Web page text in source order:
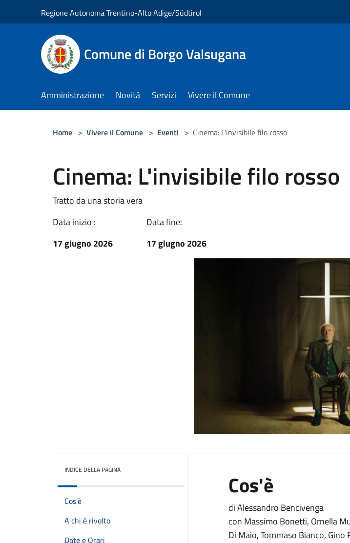
Regione Autonoma Trentino-Alto Adige/Südtirol
Comune di Borgo Valsugana
Amministrazione Novità Servizi Vivere il Comune
Home > Vivere il Comune > Eventi > Cinema: L'invisibile filo rosso
Cinema: L'invisibile filo rosso
Tratto da una storia vera
Data inizio :
17 giugno 2026
Data fine:
17 giugno 2026
INDICE DELLA PAGINA
Cos'è
A chi è rivolto
Date e Orari
Cos'è
di Alessandro Bencivenga
con Massimo Bonetti, Ornella
Di Maio, Tommaso Bianco, Gino